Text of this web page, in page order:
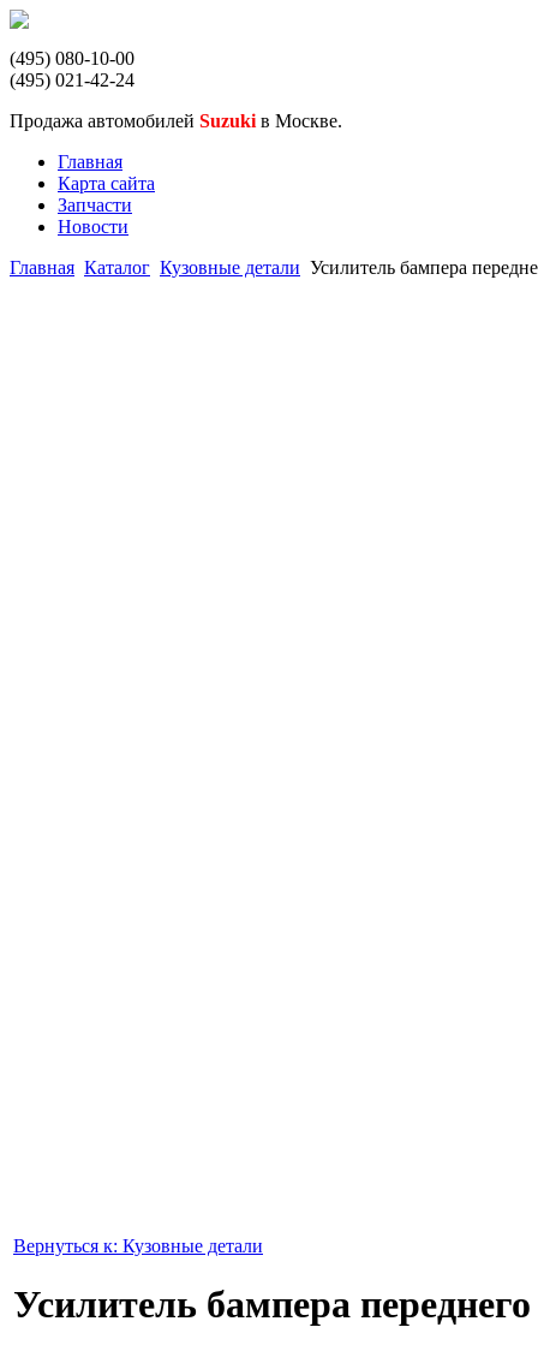
(495) 080-10-00
(495) 021-42-24
Продажа автомобилей Suzuki в Москве.
Главная
Карта сайта
Запчасти
Новости
Главная Каталог Кузовные детали Усилитель бампера
Вернуться к: Кузовные детали
Усилитель бампера переднего